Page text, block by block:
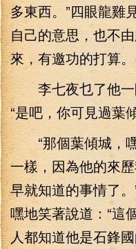
多東西。”四眼龍雞
自己的意思，也不
來，有邀功的打算。
李七夜乜了他一
“是吧，你可見過葉
“那個葉傾城，嘿
一樣，因為他的來
早就知道的事情了
嘿地笑著說道：“這
人都知道他是石鋒